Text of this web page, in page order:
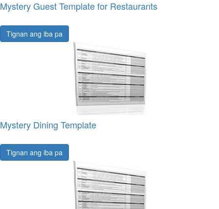
Mystery Guest Template for Restaurants
Tignan ang iba pa
Mystery Dining Template
Tignan ang iba pa